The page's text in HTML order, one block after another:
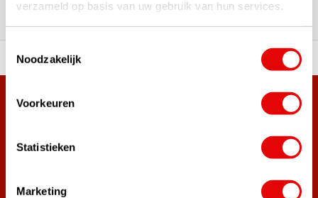
verzameld op basis van uw gebruik van hun services.
Toestemmingsselectie
Noodzakelijk
Voorkeuren
Statistieken
Marketing
say
of premium brands! Ordered before 3 pm,
+38,000 customers have already subscribed.